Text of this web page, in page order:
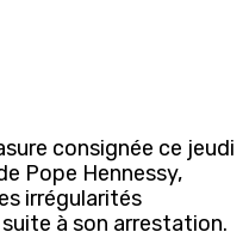
consignée ce jeudi
Pope Hennessy,
irrégularités
à son arrestation.